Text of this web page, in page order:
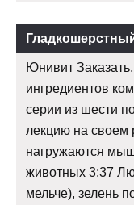
Юнивит
ингредиентов
серии из шести
лекцию на своем
нагружаются
животных 3:37
мельче), зелень